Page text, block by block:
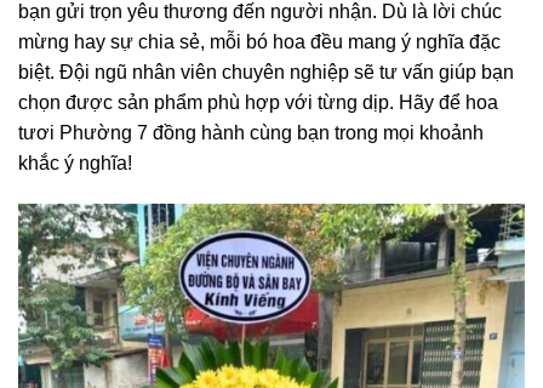
bạn gửi trọn yêu thương đến người nhận. Dù là lời chúc
mừng hay sự chia sẻ, mỗi bó hoa đều mang ý nghĩa đặc
biệt. Đội ngũ nhân viên chuyên nghiệp sẽ tư vấn giúp bạn
chọn được sản phẩm phù hợp với từng dịp. Hãy để hoa
tươi Phường 7 đồng hành cùng bạn trong mọi khoảnh
khắc ý nghĩa!